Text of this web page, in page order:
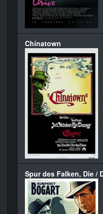
Chinatown
Spur des Falken, Die /